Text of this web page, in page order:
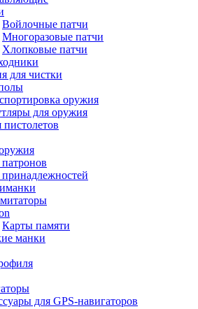
Войлочные патчи
Многоразовые патчи
Хлопковые патчи
для чистки
оружия
для оружия
Карты памяти
манки
для GPS-навигаторов